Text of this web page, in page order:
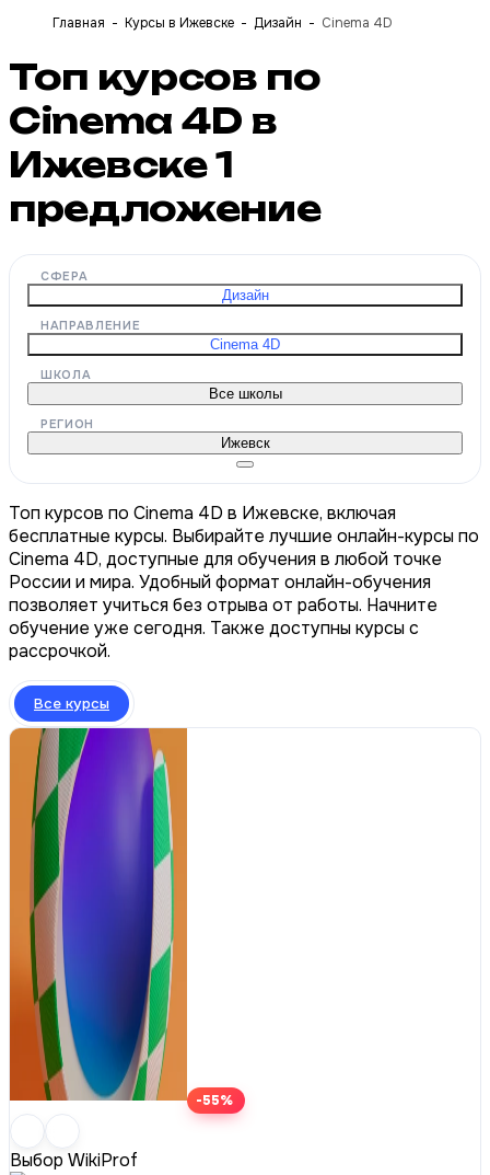
Главная Курсы в Ижевске Дизайн Сinema 4D
Топ курсов по
Сinema 4D в
Ижевске1
предложение
СФЕРА
Дизайн
НАПРАВЛЕНИЕ
Сinema 4D
ШКОЛА
Все школы
РЕГИОН
Ижевск
Топ курсов по Сinema 4D в Ижевске, включая
бесплатные курсы. Выбирайте лучшие онлайн-курсы по
Сinema 4D, доступные для обучения в любой точке
России и мира. Удобный формат онлайн-обучения
позволяет учиться без отрыва от работы. Начните
обучение уже сегодня. Также доступны курсы с
рассрочкой.
Все курсы
-55%
Выбор WikiProf